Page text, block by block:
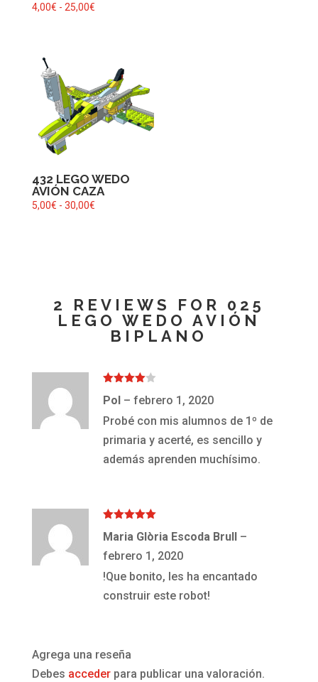
Valorado
con
4,00€ - 25,00€Rango
4,00€
hasta
25,00€
432 LEGO WEDO
AVIÓN CAZA
5,00€ - 30,00€Rango
30,00€
2 REVIEWS FOR 025
LEGO WEDO AVIÓN
BIPLANO
con 4de
Pol – febrero 1, 2020
Probé con mis alumnos de 1º de
primaria y acerté, es sencillo y
además aprenden muchísimo.
con5de 5
Maria Glòria Escoda Brull –
febrero 1, 2020
!Que bonito, les ha encantado
construir este robot!
Agrega una reseña
Debes accederpara publicar una valoración.